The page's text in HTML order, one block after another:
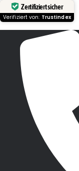
Zertifiziert sicher
Verifiziert von: Trustindex